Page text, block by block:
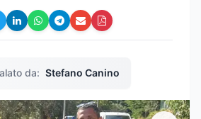
da: Stefano Canino